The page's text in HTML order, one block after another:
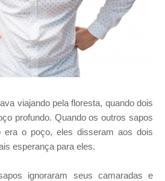
viajando pela floresta, quando dois
profundo. Quando os outros sapos
era o poço, eles disseram aos dois
esperança para eles.
ignoraram seus camaradas e